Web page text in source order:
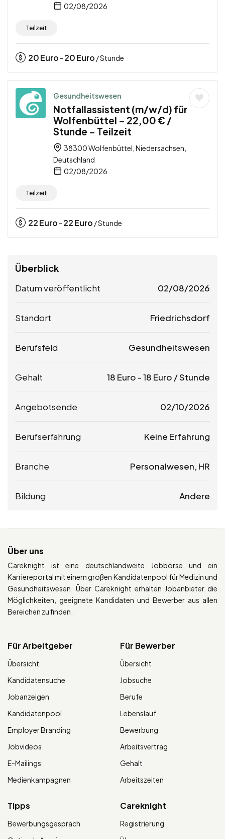
02/08/2026
Teilzeit
20Euro - 20Euro / Stunde
Gesundheitswesen
Notfallassistent (m/w/d) für
Wolfenbüttel – 22,00 € /
Stunde – Teilzeit
38300 Wolfenbüttel, Niedersachsen,
Deutschland
02/08/2026
Teilzeit
22Euro - 22Euro / Stunde
Überblick
Datum veröffentlicht 02/08/2026
Standort Friedrichsdorf
Berufsfeld Gesundheitswesen
Gehalt 18 Euro -18 Euro / Stunde
Angebotsende 02/10/2026
Berufserfahrung Keine Erfahrung
Branche Personalwesen, HR
Bildung Andere
Über uns
Careknight ist eine deutschlandweite Jobbörse und ein
Karriereportal mit einem großen Kandidatenpool für Medizin und
Gesundheitswesen. Über Careknight erhalten Jobanbieter die
Möglichkeiten, geeignete Kandidaten und Bewerber aus allen
Bereichen zu finden.
Für Arbeitgeber
Übersicht
Kandidatensuche
Jobanzeigen
Kandidatenpool
Employer Branding
Jobvideos
E-Mailings
Medienkampagnen
Für Bewerber
Übersicht
Jobsuche
Berufe
Lebenslauf
Bewerbung
Arbeitsvertrag
Gehalt
Arbeitszeiten
Tipps
Bewerbungsgespräch
Careknight
Registrierung